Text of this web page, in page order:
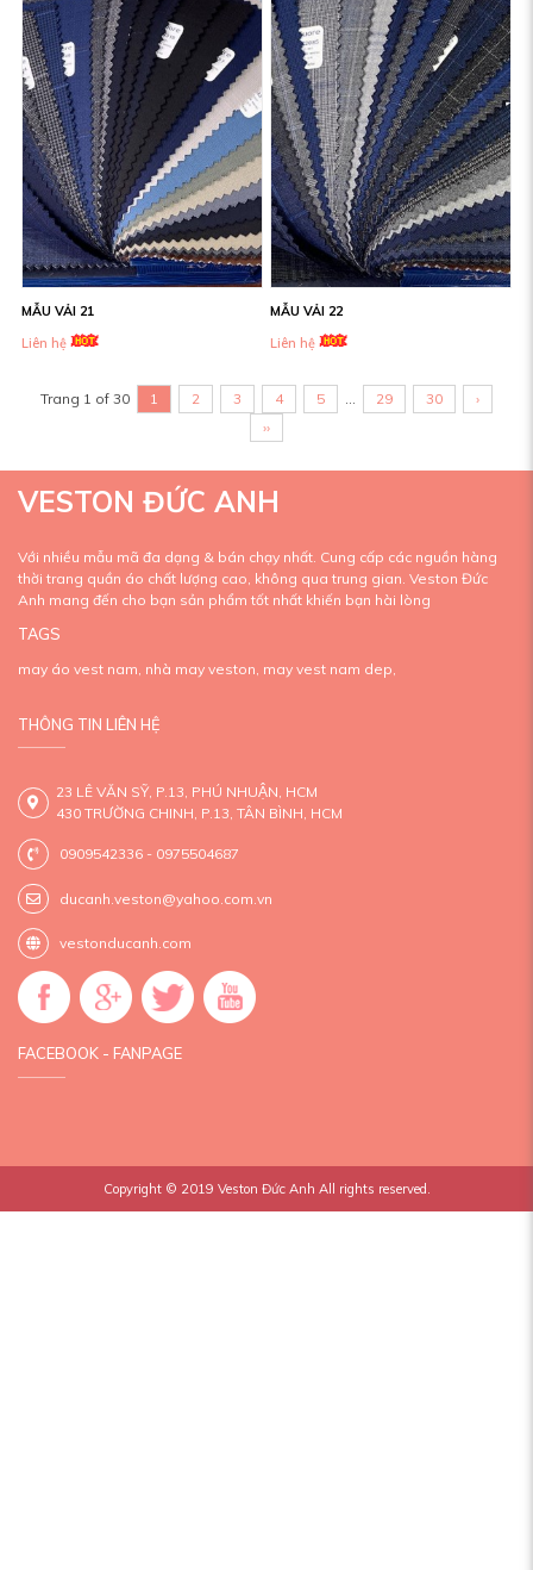
MẪU VẢI 21
Liên hệ
MẪU VẢI 22
Liên hệ
Trang 1 of 30 1 2 3 4 5 29 30
›
››
VESTON ĐỨC ANH
Với nhiều mẫu mã đa dạng & bán chạy nhất. Cung cấp các nguồn hàng
thời trang quần áo chất lượng cao, không qua trung gian. Veston Đức
Anh mang đến cho bạn sản phẩm tốt nhất khiến bạn hài lòng
TAGS
may áo vest nam, nhà may veston, may vest nam dep,
THÔNG TIN LIÊN HỆ
23 LÊ VĂN SỸ, P.13, PHÚ NHUẬN, HCM
430 TRƯỜNG CHINH, P.13, TÂN BÌNH, HCM
0909542336 - 0975504687
ducanh.veston@yahoo.com.vn
vestonducanh.com
FACEBOOK - FANPAGE
Copyright © 2019 Veston Đức Anh All rights reserved.